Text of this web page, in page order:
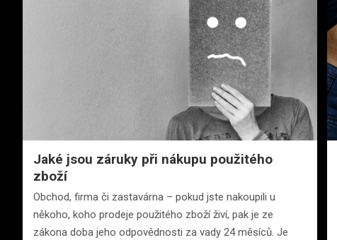
Jaké jsou záruky při nákupu použitého
zboží
Obchod, firma či zastavárna – pokud jste nakoupili u
někoho, koho prodeje použitého zboží živí, pak je ze
zákona doba jeho odpovědnosti za vady 24 měsíců. Je